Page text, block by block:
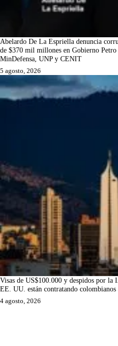
Abelardo De La Espriella denuncia
de $370 mil millones en Gobierno
MinDefensa, UNP y CENIT
5 agosto, 2026
Visas de US$100.000 y despidos por la
EE. UU. están contratando colombianos
4 agosto, 2026